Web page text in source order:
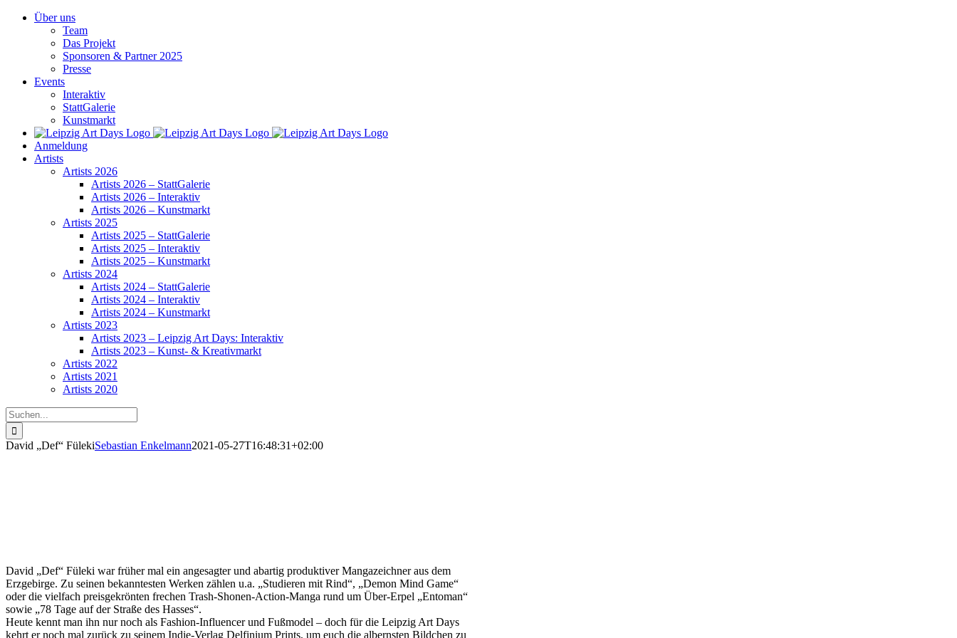
Zum
Über uns
Team
Das Projekt
Sponsoren & Partner 2025
Presse
Events
Interaktiv
StattGalerie
Kunstmarkt
Anmeldung
Artists
Artists 2026
Artists 2026 – StattGalerie
Artists 2026 – Interaktiv
Artists 2026 – Kunstmarkt
Artists 2025
Artists 2025 – StattGalerie
Artists 2025 – Interaktiv
Artists 2025 – Kunstmarkt
Artists 2024
Artists 2024 – StattGalerie
Artists 2024 – Interaktiv
Artists 2024 – Kunstmarkt
Artists 2023
Artists 2023 – Leipzig Art Days: Interaktiv
Artists 2023 – Kunst- & Kreativmarkt
Artists 2022
Artists 2021
Artists 2020
Suche
nach:
David „Def“ FülekiSebastian Enkelmann2021-05-27T16:48:31+02:00
David „Def“ Füleki war früher mal ein angesagter und abartig produktiver Mangazeichner aus dem
Erzgebirge. Zu seinen bekanntesten Werken zählen u.a. „Studieren mit Rind“, „Demon Mind Game“
oder die vielfach preisgekrönten frechen Trash-Shonen-Action-Manga rund um Über-Erpel „Entoman“
sowie „78 Tage auf der Straße des Hasses“.
Heute kennt man ihn nur noch als Fashion-Influencer und Fußmodel – doch für die Leipzig Art Days
kehrt er noch mal zurück zu seinem Indie-Verlag Delfinium Prints, um euch die albernsten Bildchen zu